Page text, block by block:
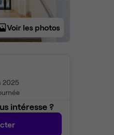
Voir les photos
2025
intéresse ?